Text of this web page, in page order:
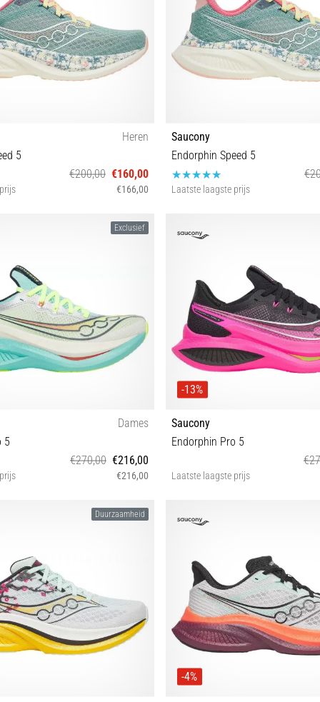
Heren
5
€200,00 €160,00
€166,00
Saucony
Endorphin Speed 5
Laatste laagste prijs
Exclusief
Dames
5
€270,00 €216,00
€216,00
38½ 39 40 40½ 41 42 42½
-13%
Saucony
Endorphin Pro 5
Laatste laagste prijs
Duurzaamheid
-4%